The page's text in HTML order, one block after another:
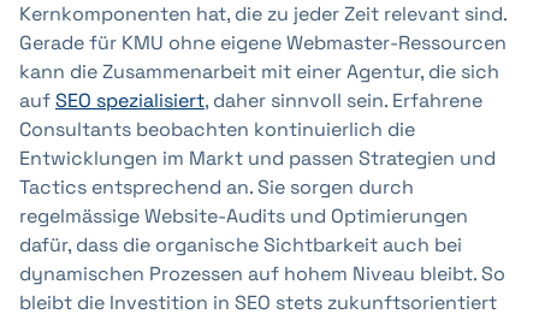
Kernkomponenten hat, die zu jeder Zeit relevant sind.
Gerade für KMU ohne eigene Webmaster-Ressourcen
kann die Zusammenarbeit mit einer Agentur, die sich
aufSEO spezialisiert, daher sinnvoll sein. Erfahrene
Consultants beobachten kontinuierlich die
Entwicklungen im Markt und passen Strategien und
Tactics entsprechend an. Sie sorgen durch
regelmässige Website-Audits und Optimierungen
dafür, dass die organische Sichtbarkeit auch bei
dynamischen Prozessen auf hohem Niveau bleibt. So
bleibt die Investition in SEO stets zukunftsorientiert